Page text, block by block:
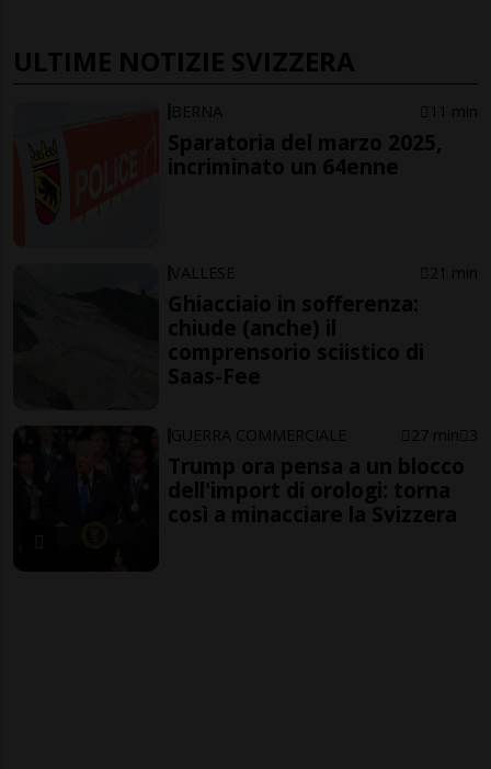
ULTIME NOTIZIE SVIZZERA
BERNA 11 min
Sparatoria del marzo 2025,
incriminato un 64enne
VALLESE 21 min
Ghiacciaio in sofferenza:
chiude (anche) il
comprensorio sciistico di
Saas-Fee
GUERRA COMMERCIALE 27 min 3
Trump ora pensa a un blocco
dell'import di orologi: torna
così a minacciare la Svizzera